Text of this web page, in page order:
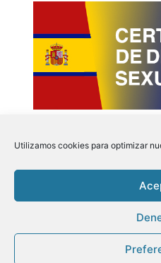
Utilizamos cookies para optimizar
Politica